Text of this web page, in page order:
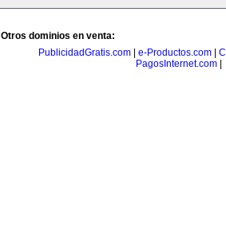
Otros dominios en venta:
PublicidadGratis.com
e-Productos.com
PagosInternet.com